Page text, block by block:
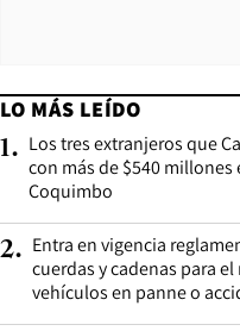
LO MÁS LEÍDO
1. Los tres extranjeros que
con más de $540 millones
Coquimbo
2. Entra en vigencia
cuerdas y cadenas para
vehículos en panne o